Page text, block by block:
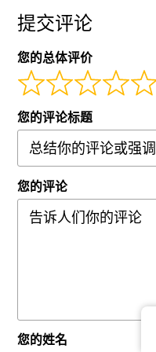
提交评论
您的总体评价
您的评论标题
您的评论
您的姓名
版權所有 © 2026
地址:3rd Floor Great
London,
内容是为了提供信息，而不是投
资加密
关于